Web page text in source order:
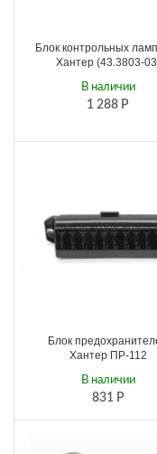
Блок контрольных
Хантер (43.3803-
1 288 Р
В наличии
Блок
Хантер ПР-112
831 Р
В наличии